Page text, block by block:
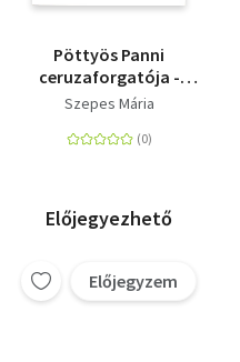
Pöttyös Panni
ceruzaforgatója -
Foglalkoztatófüzet
Szepes Mária
Előjegyezhető
Előjegyzem